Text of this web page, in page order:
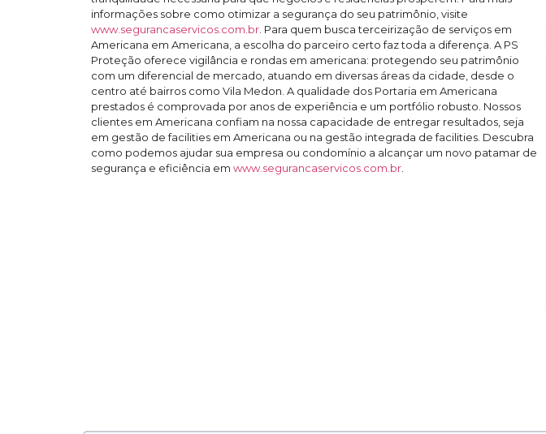
informações sobre como otimizar a segurança do seu patrimônio, visite
www.segurancaservicos.com.br . Para quem busca terceirização de serviços em
Americana em Americana, a escolha do parceiro certo faz toda a diferença. A PS
Proteção oferece vigilância e rondas em americana: protegendo seu patrimônio
com um diferencial de mercado, atuando em diversas áreas da cidade, desde o
centro até bairros como Vila Medon. A qualidade dos Portaria em Americana
prestados é comprovada por anos de experiência e um portfólio robusto. Nossos
clientes em Americana confiam na nossa capacidade de entregar resultados, seja
em gestão de facilities em Americana ou na gestão integrada de facilities. Descubra
como podemos ajudar sua empresa ou condomínio a alcançar um novo patamar de
segurança e eficiência em www.segurancaservicos.com.br